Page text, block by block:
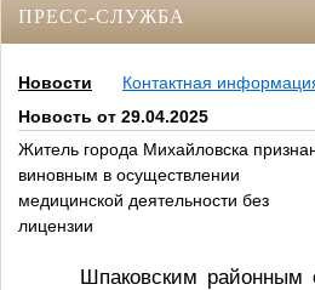
ПРЕСС-СЛУЖБА
Новости
Контактная
Новость от 29.04.2025
Житель города Михайловска
виновным в осуществлении
медицинской деятельности без
лицензии
Шпаковским районным